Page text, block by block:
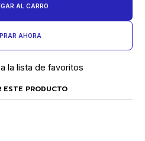
AL CARRO
AHORA
la lista de favoritos
ESTE PRODUCTO